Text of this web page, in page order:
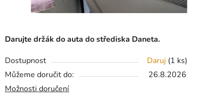
Darujte držák do auta do střediska Daneta.
Dostupnost
Daruj (1 ks)
Můžeme doručit do:
26.8.2026
Možnosti doručení